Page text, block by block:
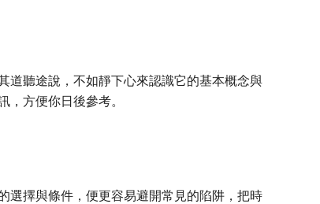
道聽途說，不如靜下心來認識它的基本概念與
方便你日後參考。
選擇與條件，便更容易避開常見的陷阱，把時